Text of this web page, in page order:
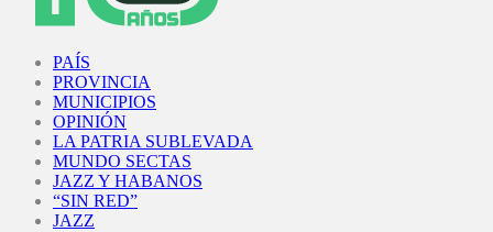
PAÍS
PROVINCIA
MUNICIPIOS
OPINIÓN
LA PATRIA SUBLEVADA
MUNDO SECTAS
JAZZ Y HABANOS
“SIN RED”
JAZZ